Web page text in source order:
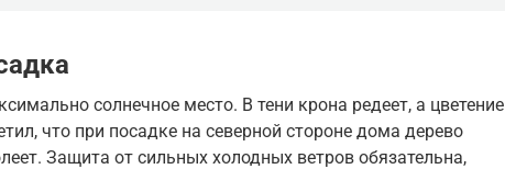
солнечное место. В тени крона редеет, а цветение
что при посадке на северной стороне дома дерево
Защита от сильных холодных ветров обязательна,